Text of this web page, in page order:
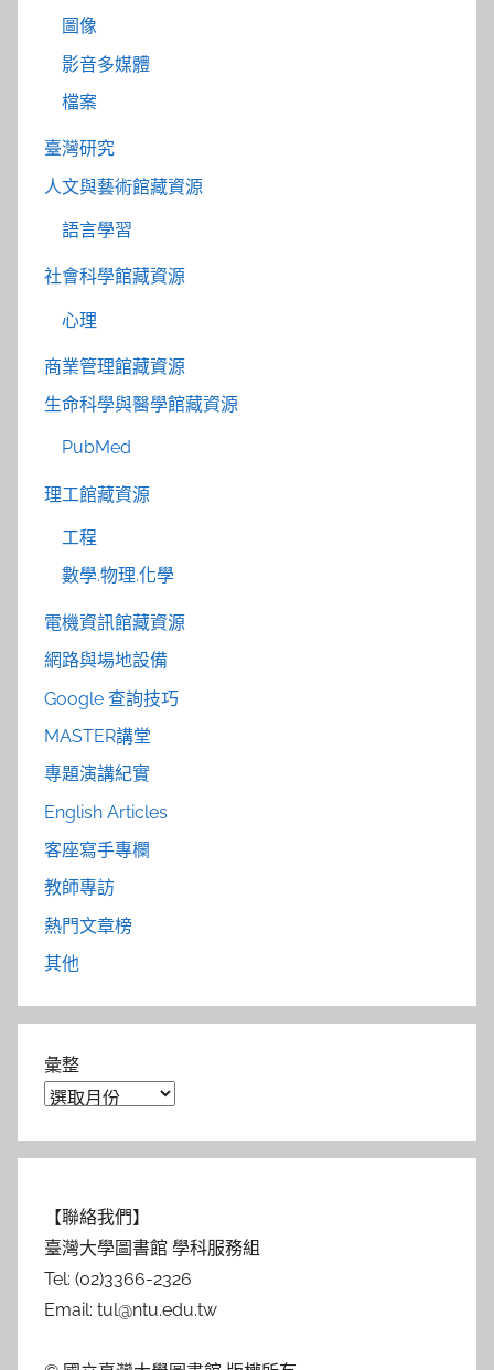
圖像
影音多媒體
檔案
臺灣研究
人文與藝術館藏資源
語言學習
社會科學館藏資源
心理
商業管理館藏資源
生命科學與醫學館藏資源
PubMed
理工館藏資源
工程
數學.物理.化學
電機資訊館藏資源
網路與場地設備
Google 查詢技巧
MASTER講堂
專題演講紀實
English Articles
客座寫手專欄
教師專訪
熱門文章榜
其他
彙整
【聯絡我們】
臺灣大學圖書館 學科服務組
Tel: (02)3366-2326
Email: tul@ntu.edu.tw